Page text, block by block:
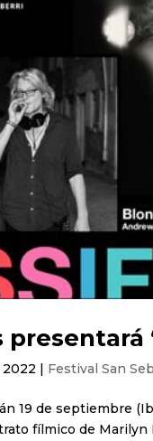
2022 | Festival San
19 de septiembre
fílmico de